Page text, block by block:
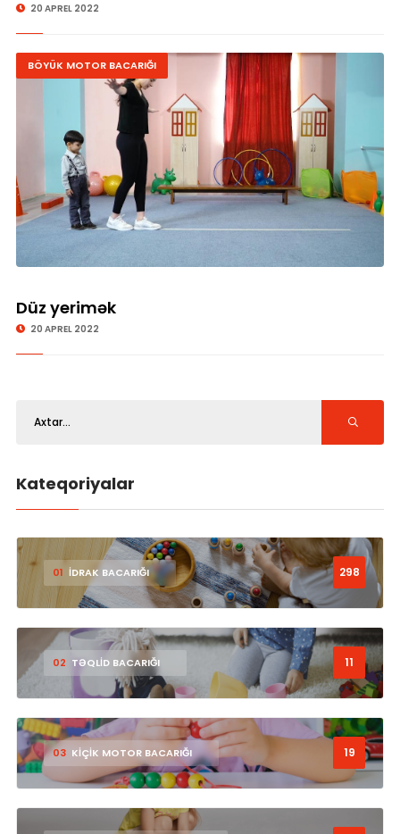
20 APREL 2022
BÖYÜK MOTOR BACARIĞI
Düz yerimək
20 APREL 2022
Kateqoriyalar
01 İDRAK BACARIĞI 298
02 TƏQLİD BACARIĞI 11
03 KİÇİK MOTOR BACARIĞI 19